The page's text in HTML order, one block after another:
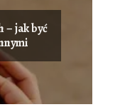
– jak być